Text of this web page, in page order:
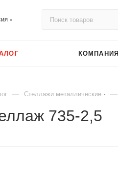
КОМПАНИЯ
— Стеллажи металлические —
735-2,5